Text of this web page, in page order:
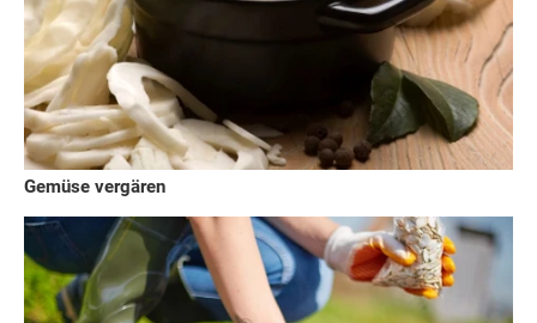
Gemüse vergären